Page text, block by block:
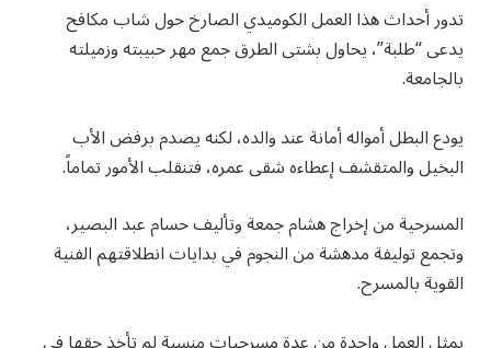
تدور أحداث هذا العمل الكوميدي الصارخ حول شاب مكافح
يدعى “طلبة”، يحاول بشتى الطرق جمع مهر حبيبته وزميلته
بالجامعة.
يودع البطل أمواله أمانة عند والده، لكنه يصدم برفض الأب
البخيل والمتقشف إعطاءه شقى عمره، فتنقلب الأمور تماماً.
المسرحية من إخراج هشام جمعة وتأليف حسام عبد البصير،
وتجمع توليفة مدهشة من النجوم في بدايات انطلاقتهم الفنية
القوية بالمسرح.